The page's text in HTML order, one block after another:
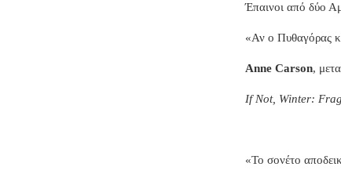
Έπαινοι από δύο
«Αν ο Πυθαγόρας
Anne Carson,
If Not, Winter:
«Το σονέτο